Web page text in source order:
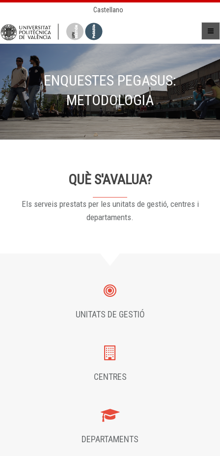
Castellano
ENQUESTES PEGASUS:
METODOLOGIA
QUÈ S'AVALUA?
Els serveis prestats per les unitats de gestió, centres i
departaments.
UNITATS DE GESTIÓ
CENTRES
DEPARTAMENTS